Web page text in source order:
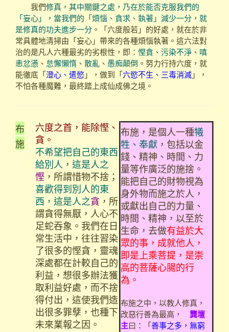
我們修真，其中關鍵之處，乃在於能否克服我們的
「妄心」，當我們的「煩惱、貪求、執著」減少一分，就
是修真的功夫進步一分 。「六度般若」的好處，就在於非
常具體地清掃由「妄心」帶來的各種煩惱執著。這六法對
治的是凡人六種最劣的劣根性，即： 慳貪 、 污染不淨 、 嗔
恚忿懣 、 怠懈懶惰 、 散亂 、 愚痴顛倒 。努力行持六度，就
能徹底「澄心、遣慾」，做到「六慾不生、三毒消滅」，
不怕各種魔難，最終踏上成仙成佛之境。
布
施
布施，是個人一種犧
牲、奉獻 ，包括以金
錢、精神、時間、力
量等作廣泛的施捨。
能把自己的財物視為
身外物而施之於人，
或獻出自己的力量、
時間、精神，以至於
生命，去做有益於大
眾的事，成就他人，
即是上乘菩提，是崇
高的菩薩心腸的行
為。
布施之中，以教人修真，
改惡行善為最高， 龔壇
主曰：「善事之多，無窮
六度之首，能除慳、
貪。
不希望把自己的東西
給別人，這是人之
慳 ，所謂惜物不捨；
喜歡得到別人的東
西，這是人之貪 ，所
謂貪得無厭，人心不
足蛇吞象。我們在日
常生活中，往往習染
了很多的慳貪，靈魂
深處都在計較自己的
利益，想很多辦法獲
取利益好處，而不捨
得付出，這使我們造
出很多罪孽，也種下
未來業報之因。